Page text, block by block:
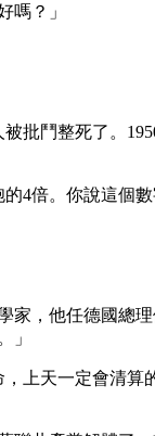
嗎？」
鬥整死了。
4倍。你說這個
，他任德國總
」
上天一定會清